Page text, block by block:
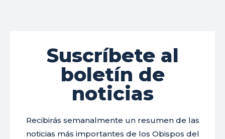
Suscríbete al
boletín de
noticias
Recibirás semanalmente un resumen de las
noticias más importantes de los Obispos del